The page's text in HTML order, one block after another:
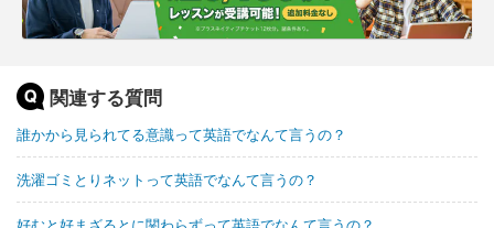
関連する質問
誰かから見られてる意識って英語でなんて言うの？
洗濯ゴミとりネットって英語でなんて言うの？